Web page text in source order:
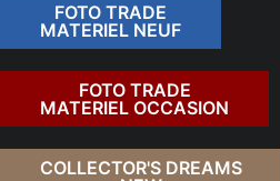
FOTO TRADE
MATERIEL NEUF
FOTO TRADE
MATERIEL OCCASION
COLLECTOR'S DREAMS
RETOUR